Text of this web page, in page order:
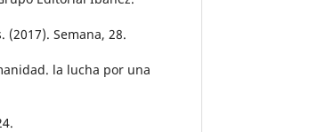
(2017). Semana, 28.
la lucha por una